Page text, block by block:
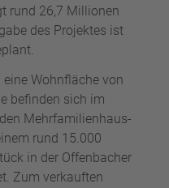
rund 26,7 Millionen
des Projektes ist
Wohnfläche von
befinden sich im
Mehrfamilienhaus-
rund 15.000
in der Offenbacher
Zum verkauften